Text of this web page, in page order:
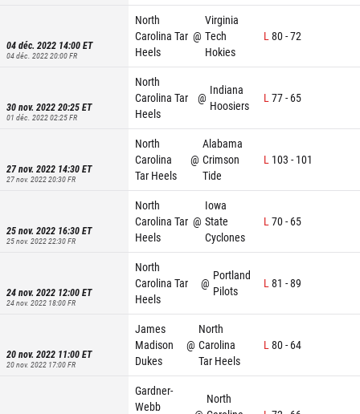
04 déc. 2022 14:00ET
04 déc. 2022 20:00FR
North
Carolina Tar
Heels
@
Virginia
Tech
Hokies
L80-72
30 nov. 2022 20:25ET
01 déc. 2022 02:25FR
North
Carolina Tar
Heels
@
Indiana
Hoosiers
L77- 65
27 nov. 2022 14:30ET
27 nov. 2022 20:30FR
North
Carolina
Tar Heels
@
Alabama
Crimson
Tide
L 103 - 101
25 nov. 2022 16:30ET
25 nov. 2022 22:30FR
North
Carolina Tar
Heels
@
Iowa
State
Cyclones
L70- 65
24 nov. 2022 12:00ET
24 nov. 2022 18:00FR
North
Carolina Tar
Heels
@
Portland
Pilots
L81 -89
20 nov. 2022 11:00ET
20 nov. 2022 17:00FR
James
Madison
Dukes
@
North
Carolina
Tar Heels
L80- 64
Gardner-
Webb
North